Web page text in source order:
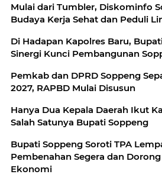
Mulai dari Tumbler, Diskominfo
Budaya Kerja Sehat dan Peduli
Di Hadapan Kapolres Baru,
Sinergi Kunci Pembangunan
Pemkab dan DPRD Soppeng
2027, RAPBD Mulai Disusun
Hanya Dua Kepala Daerah Ikut
Salah Satunya Bupati Soppeng
Bupati Soppeng Soroti TPA
Pembenahan Segera dan
Ekonomi